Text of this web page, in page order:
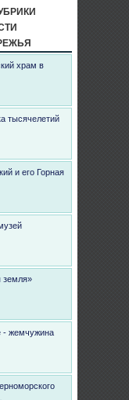
храм в
тысячелетий
и его Горная
земля»
- жемчужина